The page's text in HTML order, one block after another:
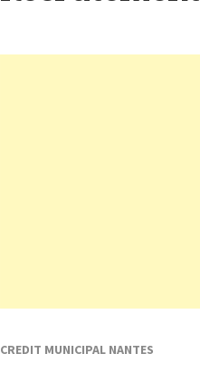
CREDIT MUNICIPAL NANTES